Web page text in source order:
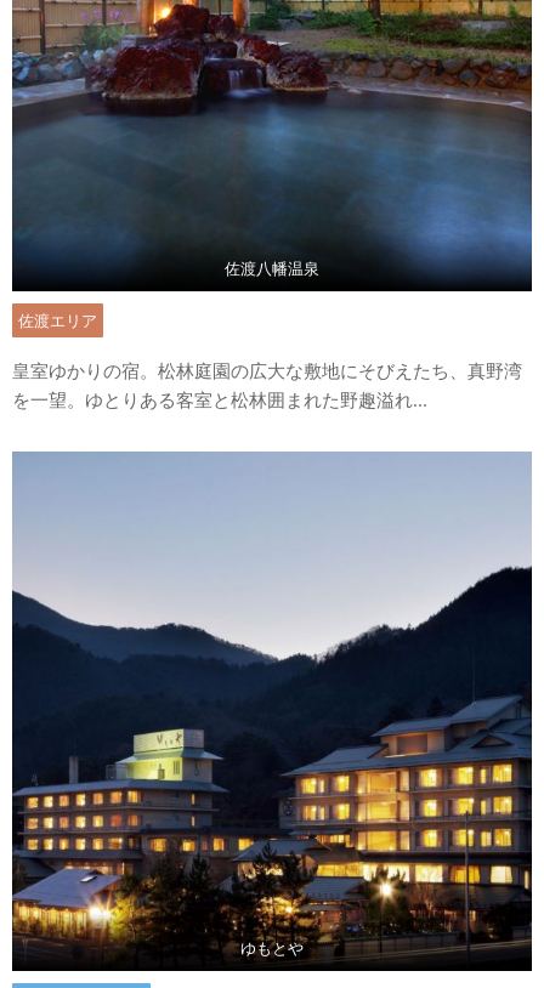
佐渡八幡温泉
佐渡エリア
皇室ゆかりの宿。松林庭園の広大な敷地にそびえたち、真野湾
を一望。ゆとりある客室と松林囲まれた野趣溢れ...
ゆもとや